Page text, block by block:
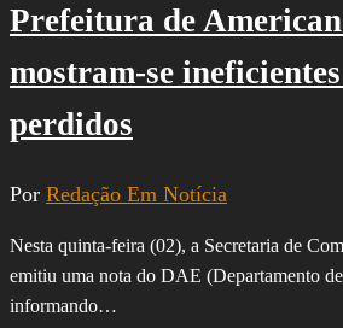
Prefeitura de
mostram-se
perdidos
Por Redação Em Notícia
Nesta quinta-feira (02), a Secretaria de
emitiu uma nota do DAE (Departamento
informando…